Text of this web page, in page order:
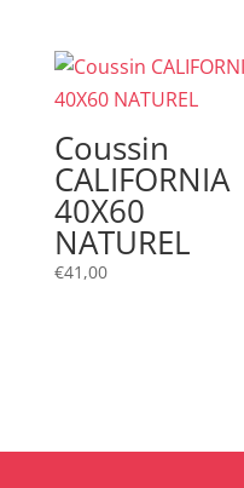
Coussin
CALIFORNIA
40X60
NATUREL
€41,00